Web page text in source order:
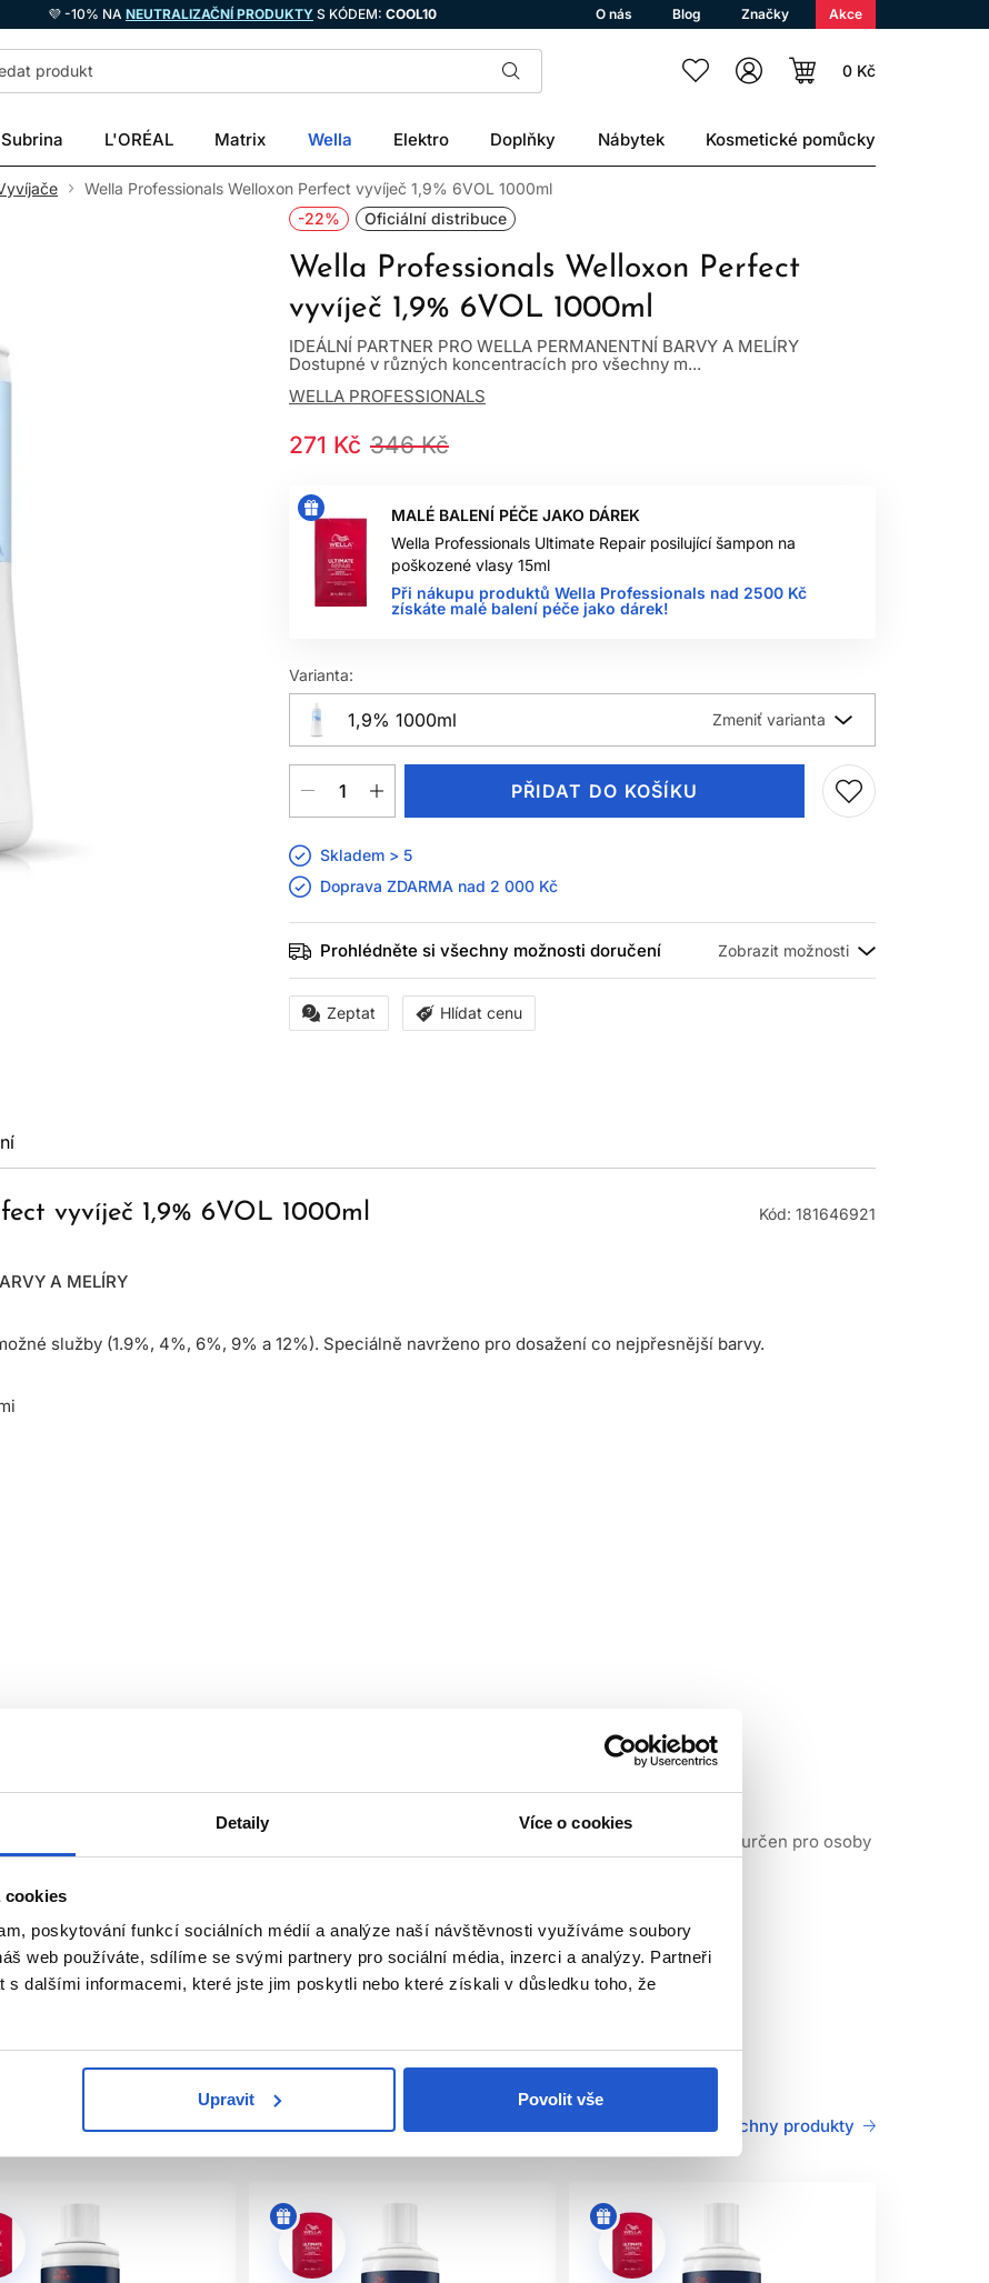
Detaily Více o cookies
cookies
poskytování funkcí sociálních médií a analýze naší návštěvnosti využíváme soubory
web používáte, sdílíme se svými partnery pro sociální média, inzerci a analýzy. Partneři
s dalšími informacemi, které jste jim poskytli nebo které získali v důsledku toho, že
Upravit Povolit vše
💜 -10% NA NEUTRALIZAČNÍ PRODUKTY S KÓDEM: COOL10 O nás Blog Značky Akce
0 Kč
Subrina L'ORÉAL Matrix Wella Elektro Doplňky Nábytek Kosmetické pomůcky
Wella Professionals Welloxon Perfect vyvíječ 1,9% 6VOL 1000ml
-22%
Oficiální distribuce
Wella Professionals Welloxon Perfect
vyvíječ 1,9% 6VOL 1000ml
IDEÁLNÍ PARTNER PRO WELLA PERMANENTNÍ BARVY A MELÍRY
Dostupné v různých koncentracích pro všechny m...
WELLA PROFESSIONALS
346 Kč
271 Kč
MALÉ BALENÍ PÉČE JAKO DÁREK
Wella Professionals Ultimate Repair posilující šampon na
poškozené vlasy 15ml
Při nákupu produktů Wella Professionals nad 2500 Kč
získáte malé balení péče jako dárek!
Varianta:
1,9% 1000ml
PŘIDAT DO KOŠÍKU
Skladem > 5
Doprava ZDARMA nad 2 000 Kč
Prohlédněte si všechny možnosti doručení
Zeptat Hlídat cenu
vyvíječ 1,9% 6VOL 1000ml Kód: 181646921
A MELÍRY
služby (1.9%, 4%, 6%, 9% a 12%). Speciálně navrženo pro dosažení co nejpřesnější barvy.
Před použitím si pečlivě přečtěte návod a důsledně jej dodržujte. Tento výrobek není určen pro osoby
test kožní snášenlivosti proveden48 hodin před každým použitím produktu. Naneste malé množství barvy
a nechte působit. Pokud se během testu nebo do 48 hodin objeví podráždění, svědění, zarudnutí
pokožku hlavy,
černou hennou.
Všechny produkty